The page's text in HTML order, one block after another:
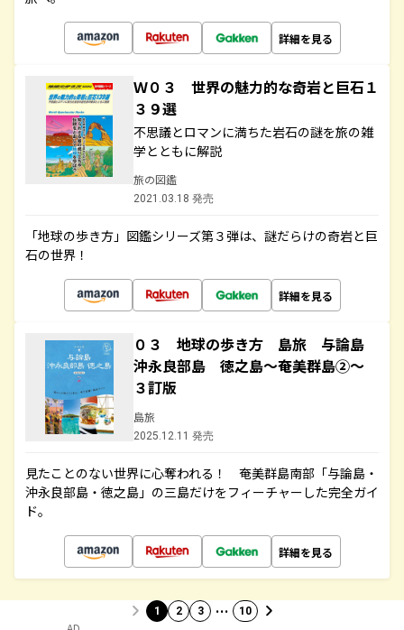
詳細を見る
Ｗ０３ 世界の魅力的な奇岩と巨石１
３９選
不思議とロマンに満ちた岩石の謎を旅の雑
学とともに解説
旅の図鑑
2021.03.18 発売
「地球の歩き方」図鑑シリーズ第３弾は、謎だらけの奇岩と巨
石の世界！
詳細を見る
０３ 地球の歩き方 島旅 与論島
沖永良部島 徳之島～奄美群島②～
３訂版
島旅
2025.12.11 発売
見たことのない世界に心奪われる！ 奄美群島南部「与論島・
沖永良部島・徳之島」の三島だけをフィーチャーした完全ガイ
ド。
詳細を見る
1 2 3 … 10